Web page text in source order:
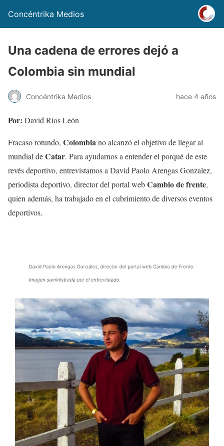
Concéntrika Medios
Una cadena de errores dejó a
Colombia sin mundial
Concéntrika Medios hace 4 años
Por: David Ríos León
Fracaso rotundo, Colombiano alcanzó el objetivo de llegar al
mundial deCatar. Para ayudarnos a entender el porqué de este
revés deportivo, entrevistamos a David Paolo Arengas Gonzalez,
periodista deportivo, director del portal webCambio de frente,
quien además, ha trabajado en el cubrimiento de diversos eventos
deportivos.